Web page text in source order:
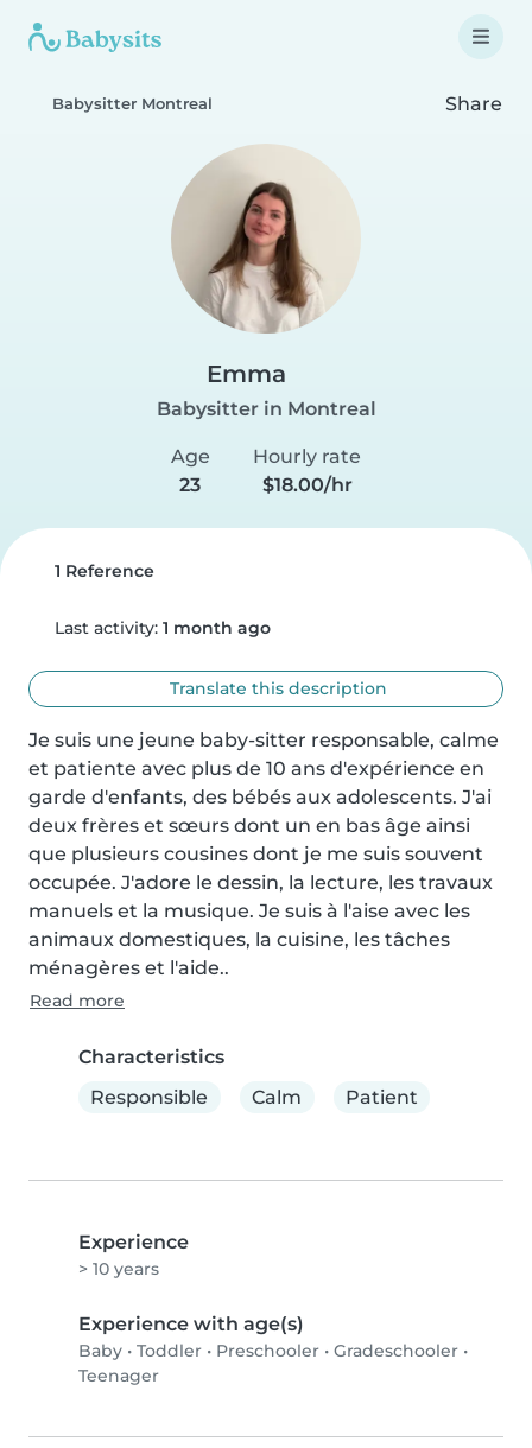
Babysitter Montreal Share
Emma
Babysitter in Montreal
Age
23
Hourly rate
$18.00/hr
1 Reference
Last activity: 1 month ago
Translate this description
Je suis une jeune baby-sitter responsable, calme
et patiente avec plus de 10 ans d'expérience en
garde d'enfants, des bébés aux adolescents. J'ai
deux frères et sœurs dont un en bas âge ainsi
que plusieurs cousines dont je me suis souvent
occupée. J'adore le dessin, la lecture, les travaux
manuels et la musique. Je suis à l'aise avec les
animaux domestiques, la cuisine, les tâches
ménagères et l'aide..
Read more
Characteristics
Responsible
Calm Patient
Experience
> 10 years
Experience with age(s)
Baby • Toddler • Preschooler • Gradeschooler •
Teenager